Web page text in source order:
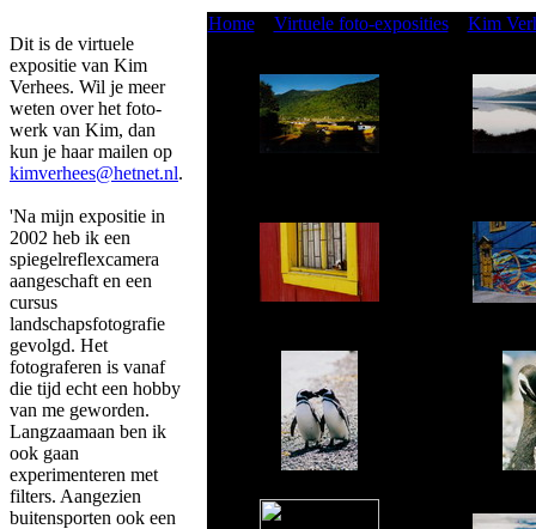
Dit is de virtuele
expositie van Kim
Verhees. Wil je meer
weten over het foto-
werk van Kim, dan
kun je haar mailen op
kimverhees@hetnet.nl.
'Na mijn expositie in
2002 heb ik een
spiegelreflexcamera
aangeschaft en een
cursus
landschapsfotografie
gevolgd. Het
fotograferen is vanaf
die tijd echt een hobby
van me geworden.
Langzaamaan ben ik
ook gaan
experimenteren met
filters. Aangezien
buitensporten ook een
Home» Virtuele foto-exposities» Kim